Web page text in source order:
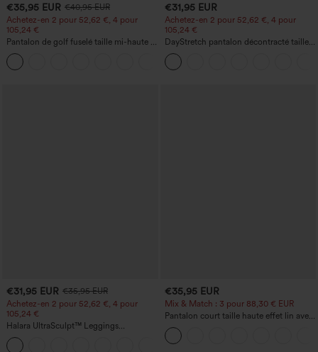
€35,95 EUR €40,95 EUR
Achetez-en 2 pour 52,62 €, 4 pour
105,24 €
Pantalon de golf fuselé taille mi-haute à
cordon, ourlet incurvé, séchage rapide,
avec poches — UPF40+
€31,95 EUR
Achetez-en 2 pour 52,62 €, 4 pour
105,24 €
DayStretch pantalon décontracté taille
haute avec poches et coupe droite
€31,95 EUR €35,95 EUR
Achetez-en 2 pour 52,62 €, 4 pour
105,24 €
Halara UltraSculpt™ Leggings
d'entraînement sculptants taille haute,
effet ventre plat, avec poche
€35,95 EUR
Mix & Match : 3 pour 88,30 € EUR
Pantalon court taille haute effet lin avec
poche zippée